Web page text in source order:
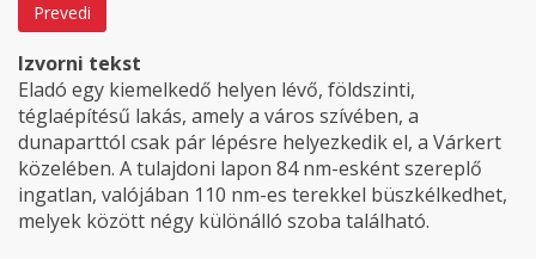
Prevedi
Izvorni tekst
Eladó egy kiemelkedő helyen lévő, földszinti,
téglaépítésű lakás, amely a város szívében, a
dunaparttól csak pár lépésre helyezkedik el, a Várkert
közelében. A tulajdoni lapon 84 nm-esként szereplő
ingatlan, valójában 110 nm-es terekkel büszkélkedhet,
melyek között négy különálló szoba található.